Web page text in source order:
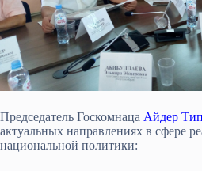
Председатель Госкомнаца Айдер
актуальных направлениях в сфере
национальной политики: